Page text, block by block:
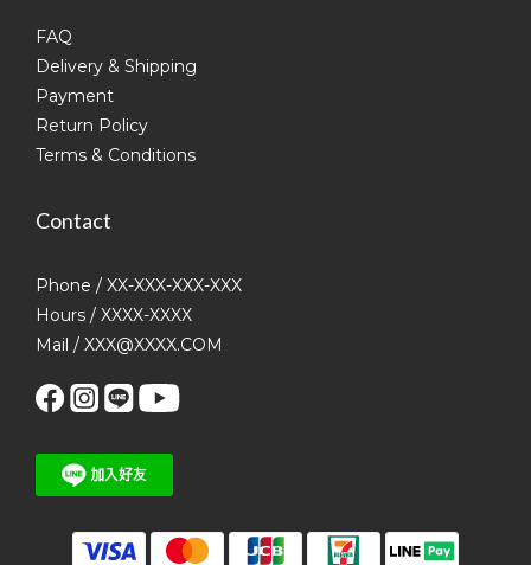
FAQ
Delivery & Shipping
Payment
Return Policy
Terms & Conditions
Contact
Phone / XX-XXX-XXX-XXX
Hours / XXXX-XXXX
Mail / XXX@XXXX.COM